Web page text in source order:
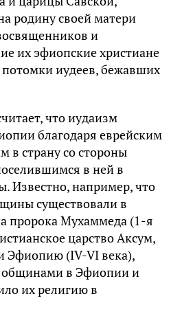
родину своей матери
и
их эфиопские христиане
иудеев, бежавших
что иудаизм
благодаря еврейским
страну со стороны
в ней в
Известно, например, что
существовали в
пророка Мухаммеда (1-я
царство Аксум,
Эфиопию (IV-VI века),
общинами в Эфиопии и
их религию в